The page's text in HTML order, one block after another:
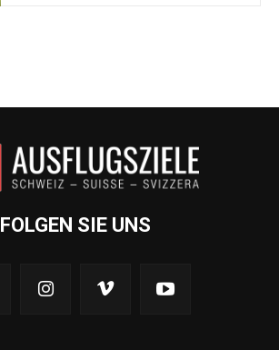
FOLGEN SIE UNS